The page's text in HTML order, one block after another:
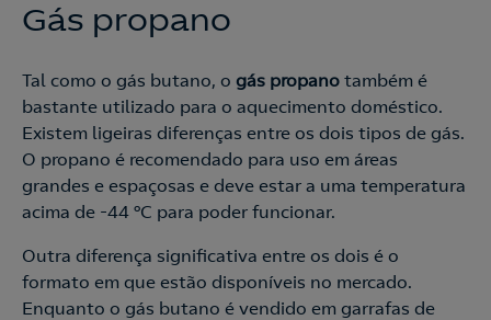
Gás propano
Tal como o gás butano, o gás propano também é
bastante utilizado para o aquecimento doméstico.
Existem ligeiras diferenças entre os dois tipos de gás.
O propano é recomendado para uso em áreas
grandes e espaçosas e deve estar a uma temperatura
acima de -44 ºC para poder funcionar.
Outra diferença significativa entre os dois é o
formato em que estão disponíveis no mercado.
Enquanto o gás butano é vendido em garrafas de